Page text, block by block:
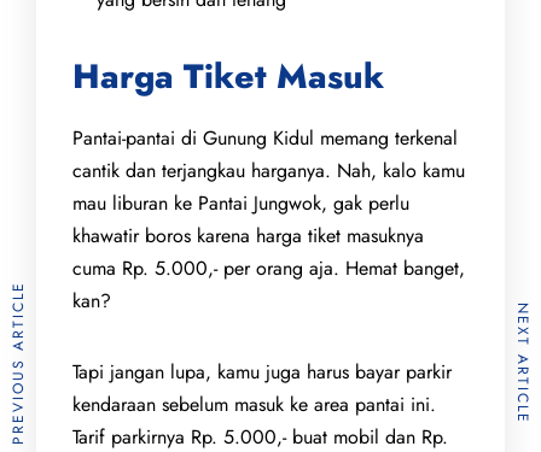
Harga Tiket Masuk
Pantai-pantai di Gunung Kidul memang terkenal
cantik dan terjangkau harganya. Nah, kalo kamu
mau liburan ke Pantai Jungwok, gak perlu
khawatir boros karena harga tiket masuknya
cuma Rp. 5.000,- per orang aja. Hemat banget,
kan?
Tapi jangan lupa, kamu juga harus bayar parkir
kendaraan sebelum masuk ke area pantai ini.
Tarif parkirnya Rp. 5.000,- buat mobil dan Rp.
PREVIOUS ARTICLE NEXT ARTICLE